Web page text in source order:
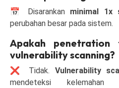
📅 Disarankan minimal 1x
perubahan besar pada sistem.
Apakah penetration
vulnerability scanning?
❌ Tidak. Vulnerability
mendeteksi kelemahan